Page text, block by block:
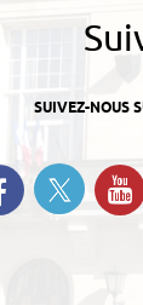
SUIVEZ-NOUS
Retrouvez-